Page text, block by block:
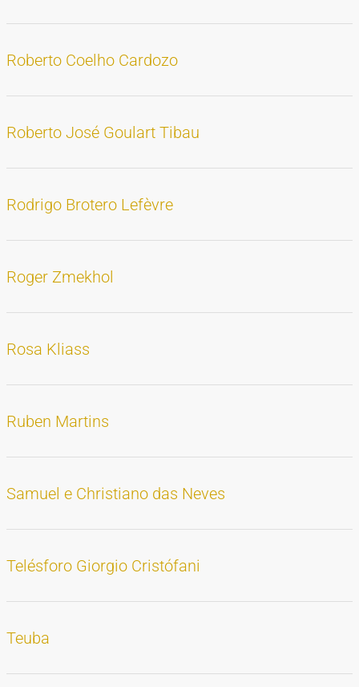
Roberto Coelho Cardozo
Roberto José Goulart Tibau
Rodrigo Brotero Lefèvre
Roger Zmekhol
Rosa Kliass
Ruben Martins
Samuel e Christiano das Neves
Telésforo Giorgio Cristófani
Teuba